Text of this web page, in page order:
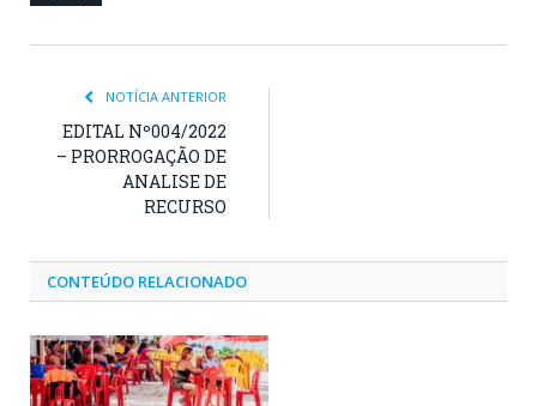
NOTÍCIA ANTERIOR
EDITAL Nº004/2022
– PRORROGAÇÃO DE
ANALISE DE
RECURSO
CONTEÚDO RELACIONADO